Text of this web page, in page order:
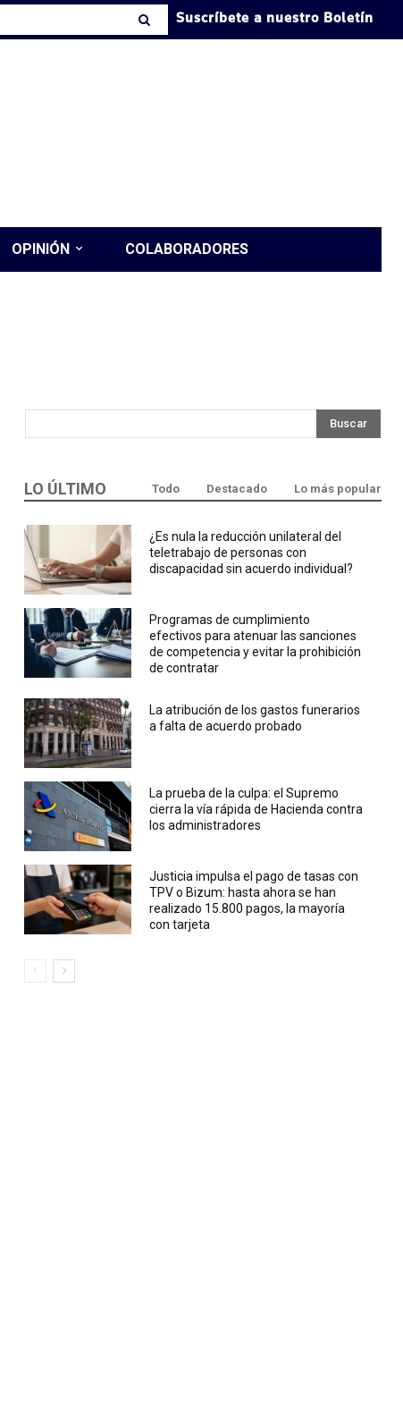
Suscríbete a nuestro Boletín
OPINIÓN COLABORADORES
Buscar
LO ÚLTIMO Todo Destacado Lo más popular
¿Es nula la reducción unilateral del
teletrabajo de personas con
discapacidad sin acuerdo individual?
Programas de cumplimiento
efectivos para atenuar las sanciones
de competencia y evitar la prohibición
de contratar
La atribución de los gastos funerarios
a falta de acuerdo probado
La prueba de la culpa: el Supremo
cierra la vía rápida de Hacienda contra
los administradores
Justicia impulsa el pago de tasas con
TPV o Bizum: hasta ahora se han
realizado 15.800 pagos, la mayoría
con tarjeta